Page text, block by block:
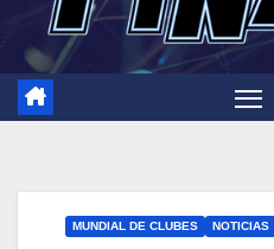
MUNDIAL DE CLUBES NOTICIAS